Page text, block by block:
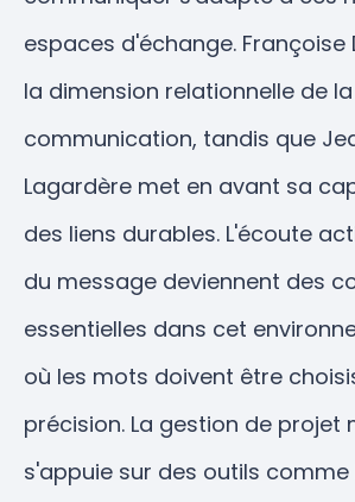
espaces d'échange. Françoise
la dimension relationnelle de la
communication, tandis que
Lagardère met en avant sa
des liens durables. L'écoute
du message deviennent des
essentielles dans cet
où les mots doivent être
précision. La gestion de projet
s'appuie sur des outils comme